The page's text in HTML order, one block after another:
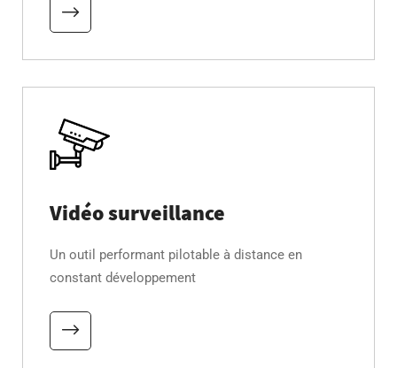
Vidéo surveillance
Un outil performant pilotable à distance en
constant développement